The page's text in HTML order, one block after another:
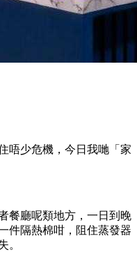
唔少危機，今日我哋「家
餐廳呢類地方，一日到晚
件隔熱棉咁，阻住蒸發器
。